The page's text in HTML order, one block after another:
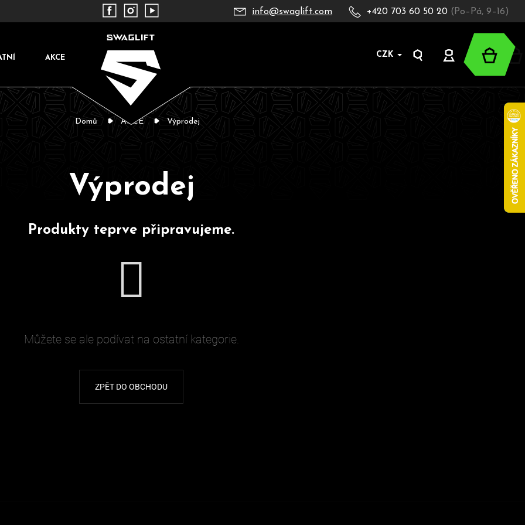
info@swaglift.com +420 703 60 50 20 (Po–Pá, 9–16)
AKCE CZK
Hledat
Přihlášení
košík
Domů AKCE Výprodej
Výprodej
Produkty teprve připravujeme.
Můžete se ale podívat na ostatní kategorie.
ZPĚT DO OBCHODU
Co potřebujete najít?